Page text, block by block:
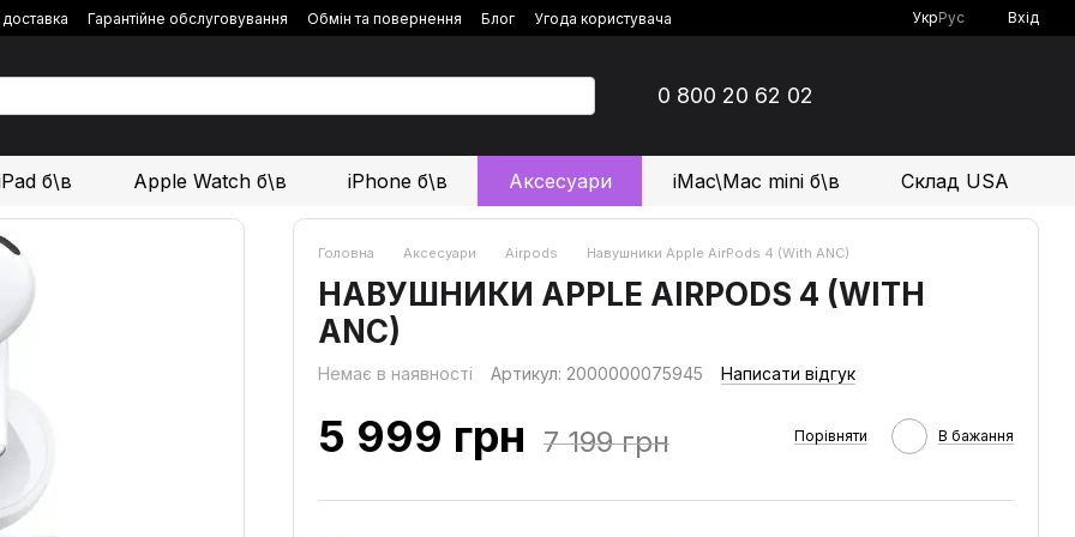
Гарантійне обслуговування Обмін та повернення Блог
Угода користувача
УкрРус Вхід
0 800 20 62 02
б\в Apple Watch б\в iPhone б\в Аксесуари iMac\Mac mini б\в Склад USA
Головна Аксесуари Airpods Навушники Apple AirPods 4 (With ANC)
НАВУШНИКИ APPLE AIRPODS 4 (WITH
ANC)
Немає в наявності Артикул: 2000000075945 Написати відгук
5 999 грн 7 199 грн Порівняти В бажання